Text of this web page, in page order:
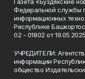
Газета «Буздякские
Федеральной службы
информационных
Республике
02 - 01802 от
УЧРЕДИТЕЛИ:
информации
общество